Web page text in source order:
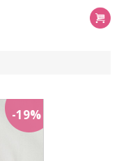
-19%